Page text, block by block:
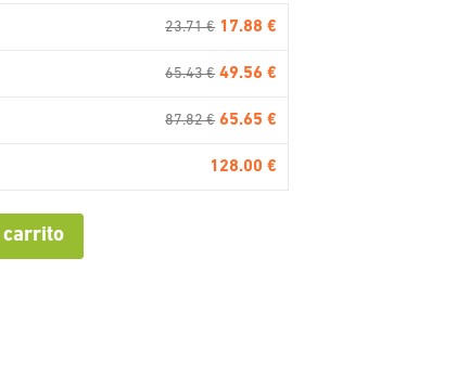
23.71 € 17.88 €
65.43 € 49.56 €
87.82 € 65.65 €
128.00 €
carrito